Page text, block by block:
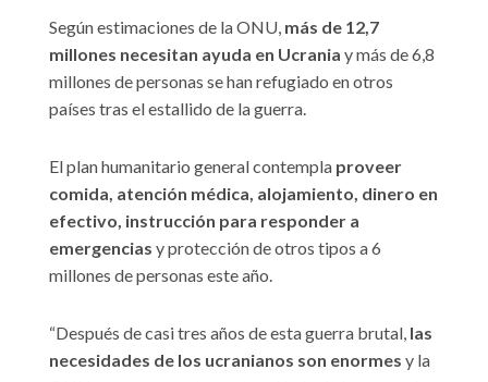
Según estimaciones de la ONU, más de 12,7
millones necesitan ayuda en Ucrania y más de 6,8
millones de personas se han refugiado en otros
países tras el estallido de la guerra.
El plan humanitario general contempla proveer
comida, atención médica, alojamiento, dinero en
efectivo, instrucción para responder a
emergencias y protección de otros tipos a 6
millones de personas este año.
“Después de casi tres años de esta guerra brutal, las
necesidades de los ucranianos son enormes y la